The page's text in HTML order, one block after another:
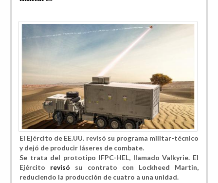
El Ejército de EE.UU. revisó su programa militar-técnico
y dejó de producir láseres de combate.
Se trata del prototipo IFPC-HEL, llamado Valkyrie. El
Ejército revisó su contrato con Lockheed Martin,
reduciendo la producción de cuatro a una unidad.